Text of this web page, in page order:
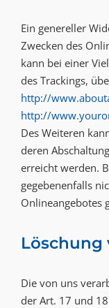
Ein genereller
Zwecken des
kann bei einer
des Trackings,
http://
http://
Des Weiteren
deren
erreicht werden.
gegebenenfalls
Onlineangebotes
Löschung
Die von uns
der Art. 17 und